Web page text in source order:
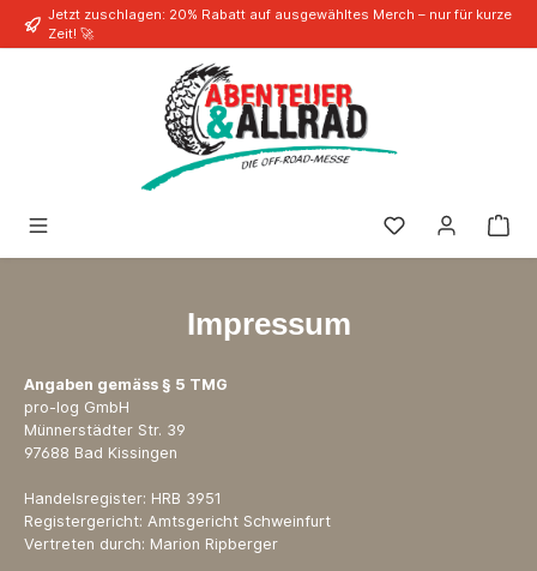
springen
Jetzt zuschlagen: 20% Rabatt auf ausgewähltes Merch – nur für kurze
Zeit! 🚀
Impressum
Angaben gemäss § 5 TMG
pro-log GmbH
Münnerstädter Str. 39
97688 Bad Kissingen
Handelsregister: HRB 3951
Registergericht: Amtsgericht Schweinfurt
Vertreten durch: Marion Ripberger